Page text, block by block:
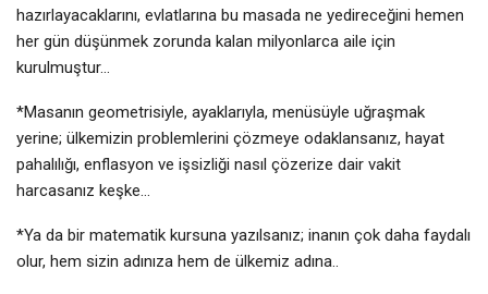
hazırlayacaklarını, evlatlarına bu masada ne yedireceğini hemen
her gün düşünmek zorunda kalan milyonlarca aile için
kurulmuştur…
*Masanın geometrisiyle, ayaklarıyla, menüsüyle uğraşmak
yerine; ülkemizin problemlerini çözmeye odaklansanız, hayat
pahalılığı, enflasyon ve işsizliği nasıl çözerize dair vakit
harcasanız keşke…
*Ya da bir matematik kursuna yazılsanız; inanın çok daha faydalı
olur, hem sizin adınıza hem de ülkemiz adına..